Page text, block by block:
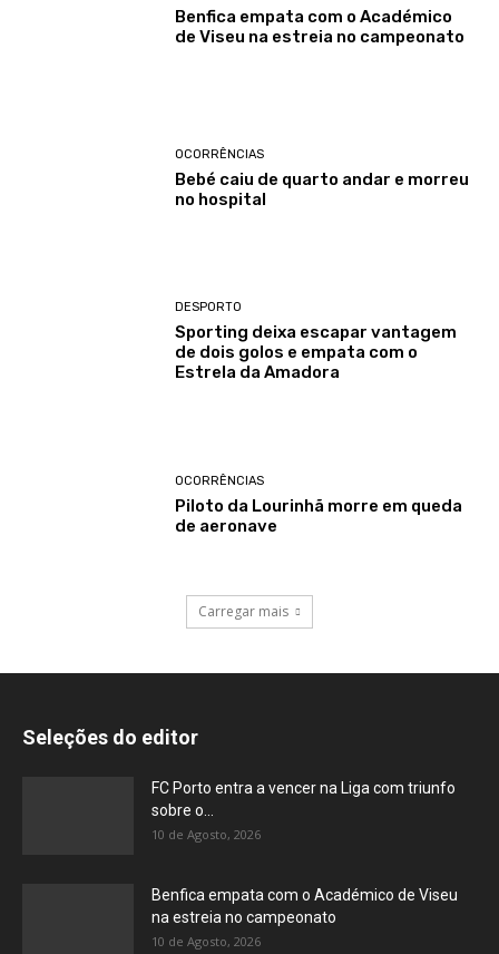
Benfica empata com o Académico
de Viseu na estreia no campeonato
OCORRÊNCIAS
Bebé caiu de quarto andar e morreu
no hospital
DESPORTO
Sporting deixa escapar vantagem
de dois golos e empata com o
Estrela da Amadora
OCORRÊNCIAS
Piloto da Lourinhã morre em queda
de aeronave
Carregar mais
Seleções do editor
FC Porto entra a vencer na Liga com triunfo
sobre o...
10 de Agosto, 2026
Benfica empata com o Académico de Viseu
na estreia no campeonato
10 de Agosto, 2026